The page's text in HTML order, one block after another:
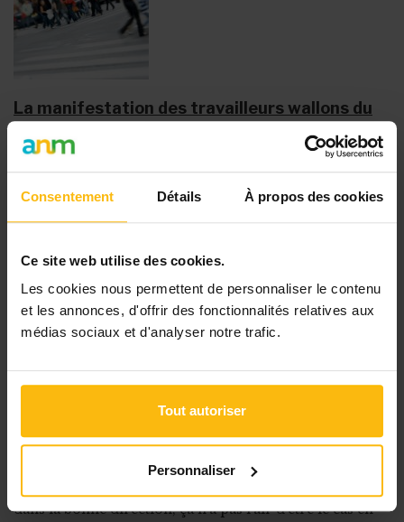
Consentement Détails À propos des cookies
Ce site web utilise des cookies.
Les cookies nous permettent de personnaliser le contenu
et les annonces, d'offrir des fonctionnalités relatives aux
médias sociaux et d'analyser notre trafic.
Tout autoriser
Personnaliser
La manifestation des travailleurs wallons du
Lesuccès de la 2e grande manifestation nationale du
syndicats reviennent déjà à la charge. Ils rappellent aux
Nouvelle déception du non marchand en
dans la bonne direction, ça n’a pas l’air d’être le cas en